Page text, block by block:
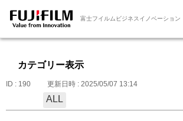
富士フイルムビジネスイノベーション
カテゴリー表示
ID : 190 更新日時 : 2025/05/07 13:14
ALL